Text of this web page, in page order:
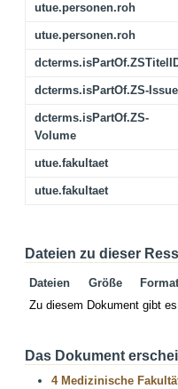
utue.personen.roh
utue.personen.roh
dcterms.isPartOf.ZS-Issue
dcterms.isPartOf.ZS-
Volume
utue.fakultaet
utue.fakultaet
Dateien zu dieser
Dateien Größe
Format
Zu diesem Dokument gibt
Das Dokument
4 Medizinische